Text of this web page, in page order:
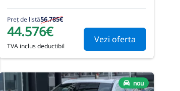
Preț de listă56.785€
44.576€
TVA inclus deductibil
Vezi oferta
nou